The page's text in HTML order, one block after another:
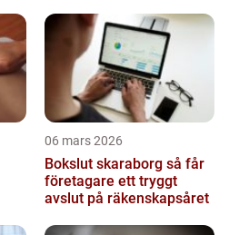
06 mars 2026
Bokslut skaraborg så får
företagare ett tryggt
avslut på räkenskapsåret